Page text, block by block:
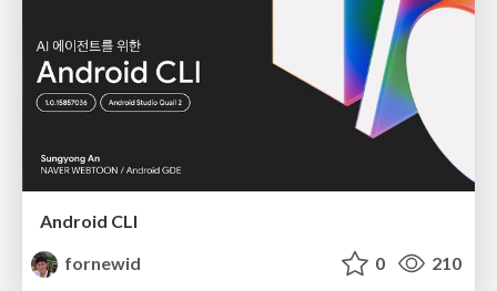
Android CLI
fornewid
0 210